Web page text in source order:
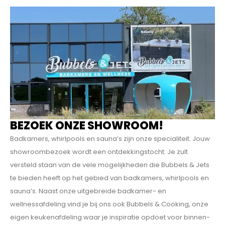
BEZOEK ONZE SHOWROOM!
Badkamers, whirlpools en sauna’s zijn onze specialiteit. Jouw
showroombezoek wordt een ontdekkings­tocht. Je zult
versteld staan van de vele mogelijkheden die Bubbels & Jets
te bieden heeft op het gebied van badkamers, whirlpools en
sauna’s. Naast onze uitgebreide badkamer- en
wellnessafdeling vind je bij ons ook Bubbels & Cooking, onze
eigen keukenafdeling waar je inspiratie opdoet voor binnen-